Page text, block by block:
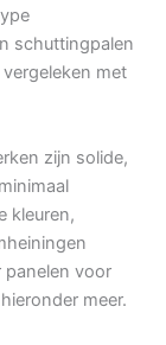
schuttingpalen
met
zijn solide,
kleuren,
panelen voor
meer.